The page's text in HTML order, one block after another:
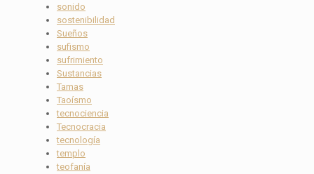
sonido
sostenibilidad
Sueños
sufismo
sufrimiento
Sustancias
Tamas
Taoísmo
tecnociencia
Tecnocracia
tecnología
templo
teofanía